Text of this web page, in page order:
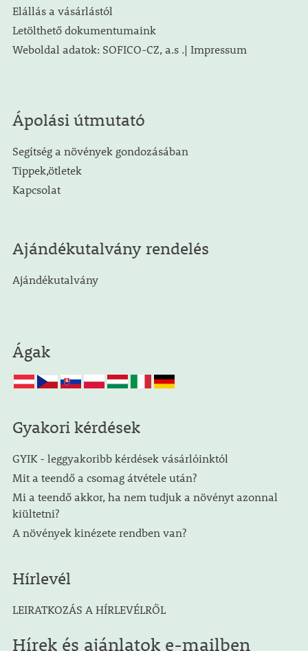
Elállás a vásárlástól
Letölthető dokumentumaink
Weboldal adatok: SOFICO-CZ, a.s .| Impressum
Ápolási útmutató
Segítség a növények gondozásában
Tippek,ötletek
Kapcsolat
Ajándékutalvány rendelés
Ajándékutalvány
Ágak
Gyakori kérdések
GYIK - leggyakoribb kérdések vásárlóinktól
Mit a teendő a csomag átvétele után?
Mi a teendő akkor, ha nem tudjuk a növényt azonnal
kiültetni?
A növények kinézete rendben van?
Hírlevél
LEIRATKOZÁS A HÍRLEVÉLRŐL
Hírek és ajánlatok e-mailben